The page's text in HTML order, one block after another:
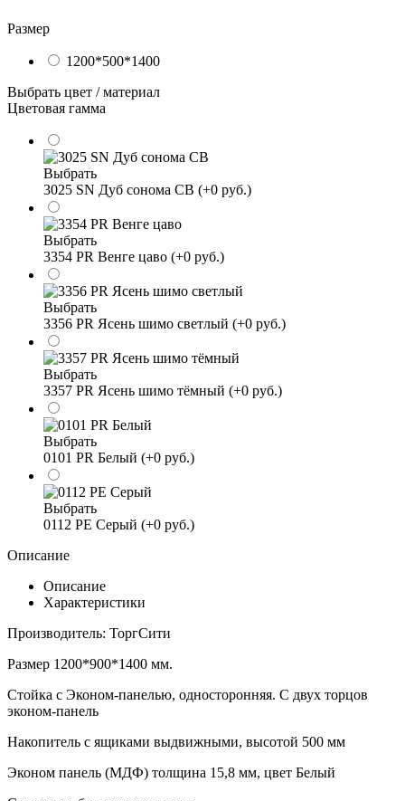
Размер
1200*500*1400
Выбрать цвет / материал
Цветовая гамма
Выбрать
3025 SN Дуб сонома СВ (+0 руб.)
Выбрать
3354 PR Венге цаво (+0 руб.)
Выбрать
3356 PR Ясень шимо светлый (+0 руб.)
Выбрать
3357 PR Ясень шимо тёмный (+0 руб.)
Выбрать
0101 PR Белый (+0 руб.)
Выбрать
0112 PE Серый (+0 руб.)
Описание
Описание
Характеристики
Производитель: ТоргСити
Размер 1200*900*1400 мм.
Стойка с Эконом-панелью, односторонняя. С двух торцов
эконом-панель
Накопитель с ящиками выдвижными, высотой 500 мм
Эконом панель (МДФ) толщина 15,8 мм, цвет Белый